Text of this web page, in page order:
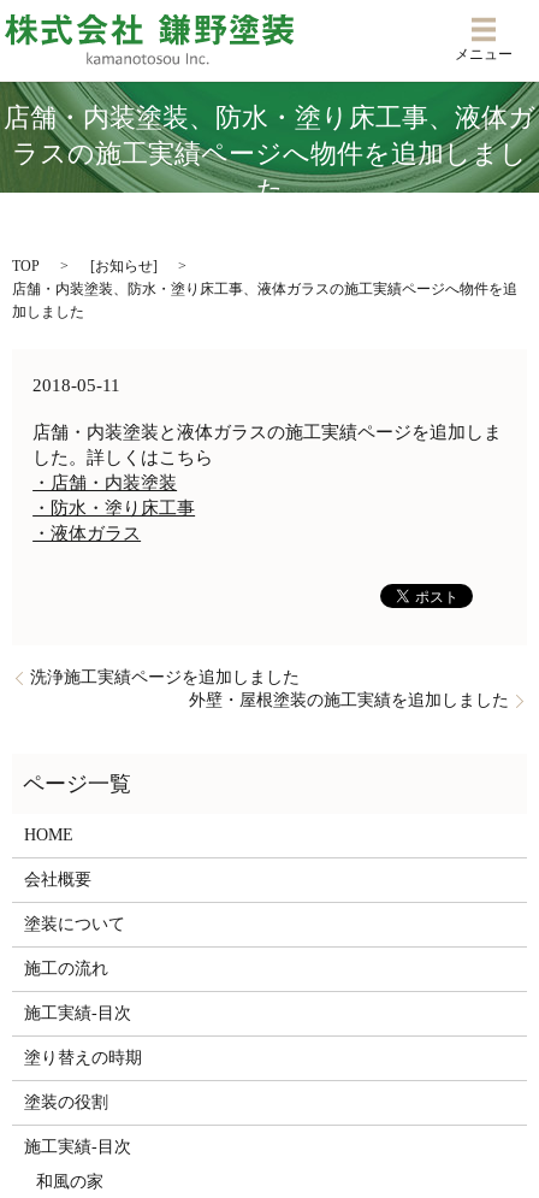
メニ
メニュー
店舗・内装塗装、防水・塗り床工事、液体ガ
ラスの施工実績ページへ物件を追加しまし
た
TOP [お知らせ]
店舗・内装塗装、防水・塗り床工事、液体ガラスの施工実績ページへ物件を追
加しました
2018-05-11
店舗・内装塗装と液体ガラスの施工実績ページを追加しま
した。詳しくはこちら
・店舗・内装塗装
・防水・塗り床工事
・液体ガラス
洗浄施工実績ページを追加しました
外壁・屋根塗装の施工実績を追加しました
HOME
会社概要
塗装について
施工の流れ
施工実績-目次
塗り替えの時期
塗装の役割
施工実績-目次
和風の家